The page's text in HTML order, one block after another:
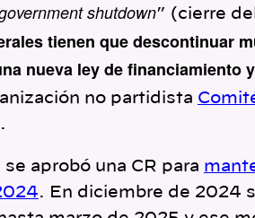
shutdown” (cierre
tienen que descontinuar
nueva ley de financiamiento
no partidista
aprobó una CR para
. En diciembre de 2024